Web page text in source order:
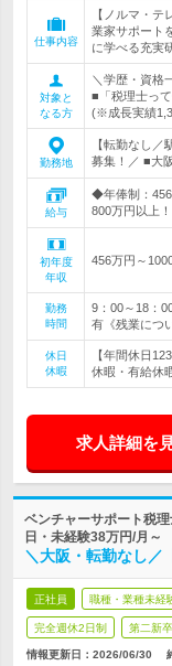
仕事内容
【ノルマ・
業家サポート
に学べる充実
対象と
なる方
＼学歴・資格
■「税理士っ
(※成長実績
勤務地
【転勤なし
募集！／ ■大
給与
◆年俸制：
800万円以上
初年度
年収
456万円～
勤務
時間
9：00～18：
有《残業につ
休日
休暇
【年間休日
休暇・有給休
求人詳細を
ベンチャーサポート税
日・未経験38万円/月～
＼大阪・転勤なし／
正社員 職種・業種未経
完全週休2日制 第二新
情報更新日：2026/06/30